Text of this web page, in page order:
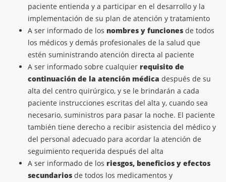
paciente entienda y a participar en el desarrollo y la
implementación de su plan de atención y tratamiento
A ser informado de los nombres y funciones de todos
los médicos y demás profesionales de la salud que
estén suministrando atención directa al paciente
A ser informado sobre cualquier requisito de
continuación de la atención médica después de su
alta del centro quirúrgico, y se le brindarán a cada
paciente instrucciones escritas del alta y, cuando sea
necesario, suministros para pasar la noche. El paciente
también tiene derecho a recibir asistencia del médico y
del personal adecuado para acordar la atención de
seguimiento requerida después del alta
A ser informado de los riesgos, beneficios y efectos
secundarios de todos los medicamentos y